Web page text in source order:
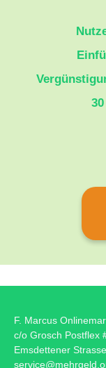
F. Marcus
c/o Grosch Postflex
Emsdettener